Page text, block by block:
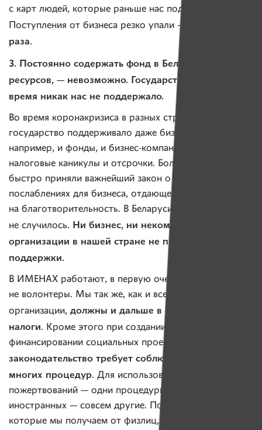
с карт людей, которые раньше нас поддерживали.
Поступления от бизнеса резко упали —
раза.
3. Постоянно содержать фонд в Беларуси, не имея
ресурсов, — невозможно. Государство в сложное
время никак нас не поддержало.
Во время коронакризиса в разных странах
государство поддерживало даже бизнес. В России,
например, и фонды, и бизнес-компании получили
налоговые каникулы и отсрочки. Более того — там
быстро приняли важнейший закон о налоговых
послаблениях для бизнеса, отдающего деньги
на благотворительность. В Беларуси этого
не случилось. Ни бизнес, ни некоммерческие
организации в нашей стране не получили такой
поддержки.
В ИМЕНАХ работают, в первую очередь, сотрудники,
не волонтеры. Мы так же, как и все другие
организации, должны и дальше в срок платить
налоги. Кроме этого при создании, запуске,
финансировании социальных проектов наше
законодательство требует соблюдения очень
многих процедур. Для использования белорусских
пожертвований — одни процедуры. Для
иностранных — совсем другие. Пожертвования,
которые мы получаем от физлиц, — один процесс.